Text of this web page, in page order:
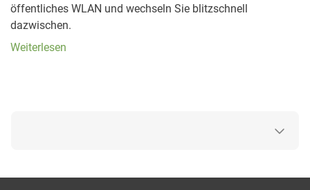
öffentliches WLAN und wechseln Sie blitzschnell
dazwischen.
Weiterlesen